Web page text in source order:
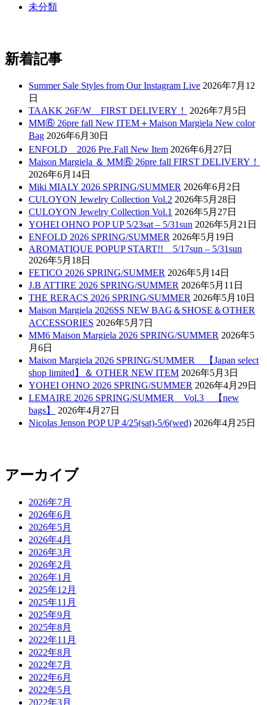
未分類
新着記事
Summer Sale Styles from Our Instagram Live 2026年7月12
日
TAAKK 26F/W FIRST DELIVERY！
2026年7月5日
MM⑥ 26pre fall New ITEM＋Maison Margiela New color
Bag 2026年6月30日
ENFOLD 2026 Pre₋Fall New Item 2026年6月27日
Maison Margiela ＆ MM⑥ 26pre fall FIRST DELIVERY！
2026年6月14日
Miki MIALY 2026 SPRING/SUMMER 2026年6月2日
CULOYON Jewelry Collection Vol.2 2026年5月28日
CULOYON Jewelry Collection Vol.1 2026年5月27日
YOHEI OHNO POP UP 5/23sat – 5/31sun 2026年5月21日
ENFOLD 2026 SPRING/SUMMER 2026年5月19日
AROMATIQUE POPUP START!! 5/17sun – 5/31sun
2026年5月18日
FETICO 2026 SPRING/SUMMER 2026年5月14日
J.B ATTIRE 2026 SPRING/SUMMER 2026年5月11日
THE RERACS 2026 SPRING/SUMMER 2026年5月10日
Maison Margiela 2026SS NEW BAG＆SHOSE＆OTHER
ACCESSORIES 2026年5月7日
MM6 Maison Margiela 2026 SPRING/SUMMER 2026年5
月6日
Maison Margiela 2026 SPRING/SUMMER 【Japan select
shop limited】＆ OTHER NEW ITEM 2026年5月3日
YOHEI OHNO 2026 SPRING/SUMMER 2026年4月29日
LEMAIRE 2026 SPRING/SUMMER Vol.3 【new
bags】
2026年4月27日
Nicolas Jenson POP UP 4/25(sat)-5/6(wed) 2026年4月25日
アーカイブ
2026年7月
2026年6月
2026年5月
2026年4月
2026年3月
2026年2月
2026年1月
2025年12月
2025年11月
2025年9月
2025年8月
2022年11月
2022年8月
2022年7月
2022年6月
2022年5月
2022年3月